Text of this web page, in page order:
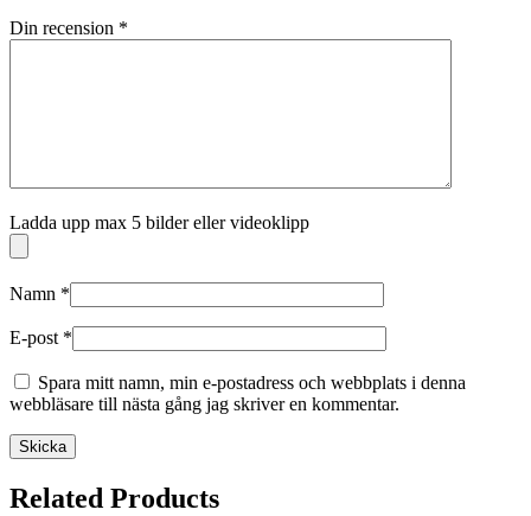
Din recension *
Ladda upp max 5 bilder eller videoklipp
Namn *
E-post *
Spara mitt namn, min e-postadress och webbplats i denna
webbläsare till nästa gång jag skriver en kommentar.
Related Products